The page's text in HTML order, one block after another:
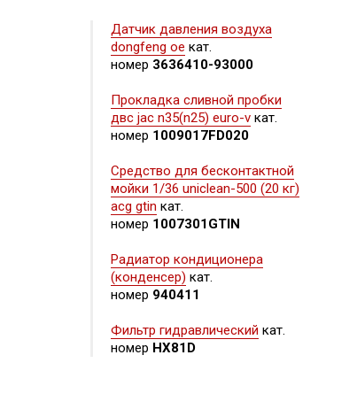
Датчик давления воздуха
dongfeng oe кат.
номер 3636410-93000
Прокладка сливной пробки
двс jac n35(n25) euro-v кат.
номер 1009017FD020
Средство для бесконтактной
мойки 1/36 uniclean-500 (20 кг)
acg gtin кат.
номер 1007301GTIN
Радиатор кондиционера
(конденсер) кат.
номер 940411
Фильтр гидравлический кат.
номер HX81D